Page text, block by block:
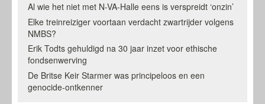
Al wie het niet met N-VA-Halle eens is verspreidt ‘onzin’
Elke treinreiziger voortaan verdacht zwartrijder volgens
NMBS?
Erik Todts gehuldigd na 30 jaar inzet voor ethische
fondsenwerving
De Britse Keir Starmer was principeloos en een
genocide-ontkenner